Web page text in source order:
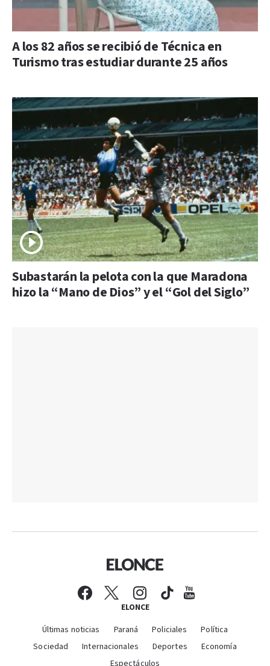
A los 82 años se recibió de Técnica en
Turismo tras estudiar durante 25 años
Subastarán la pelota con la que Maradona
hizo la “Mano de Dios” y el “Gol del Siglo”
ELONCE
Últimas noticias Paraná Policiales
Política
Sociedad
Internacionales Deportes
Economía
Espectáculos